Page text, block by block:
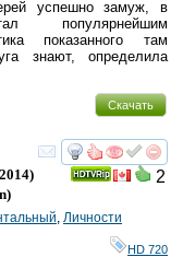
успешно замуж, в
популярнейшим
показанного там
знают, определила
Скачать
смотреть
2
)
Личности
HD 720